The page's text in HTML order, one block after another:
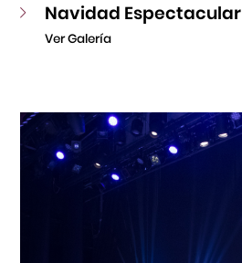
Navidad Espectacular
Ver Galería